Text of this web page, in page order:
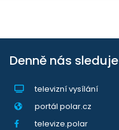
Denně nás sleduje
televizní vysílání
portál polar.cz
televize.polar